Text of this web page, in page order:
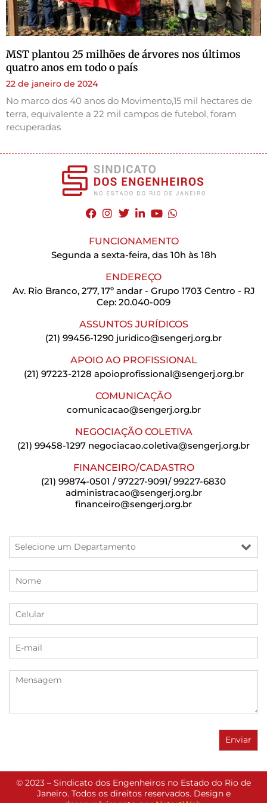
MST plantou 25 milhões de árvores nos últimos
quatro anos em todo o país
22 de janeiro de 2024
No marco dos 40 anos do Movimento,15 mil hectares de
terra, equivalente a 22 mil campos de futebol, foram
recuperadas
FUNCIONAMENTO
Segunda a sexta-feira, das 10h às 18h
ENDEREÇO
Av. Rio Branco, 277, 17º andar - Grupo 1703 Centro - RJ
Cep: 20.040-009
ASSUNTOS JURÍDICOS
(21) 99456-1290 juridico@sengerj.org.br
APOIO AO PROFISSIONAL
(21) 97223-2128 apoioprofissional@sengerj.org.br
COMUNICAÇÃO
comunicacao@sengerj.org.br
NEGOCIAÇÃO COLETIVA
(21) 99458-1297 negociacao.coletiva@sengerj.org.br
FINANCEIRO/CADASTRO
(21) 99874-0501 / 97227-9091/ 99227-6830
administracao@sengerj.org.br
financeiro@sengerj.org.br
© 2023 – Sindicato dos Engenheiros no Estado do Rio de
Janeiro. Todos os direitos reservados. Design e